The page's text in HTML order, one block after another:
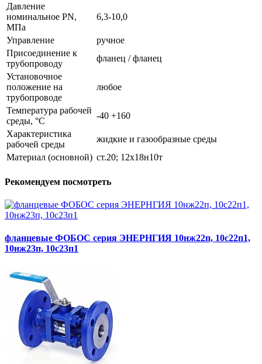
Давление
номинальное PN,
МПа
6,3-10,0
Управление
ручное
Присоединение к
трубопроводу
фланец / фланец
Установочное
положение на
трубопроводе
любое
Температура рабочей
среды, °С
-40 +160
Характеристика
рабочей среды
жидкие и газообразные среды
Материал (основной) ст.20; 12х18н10т
Рекомендуем посмотреть
фланцевые ФОБОС серия ЭНЕРНГИЯ 10нж22п, 10с22п1,
10нж23п, 10с23п1